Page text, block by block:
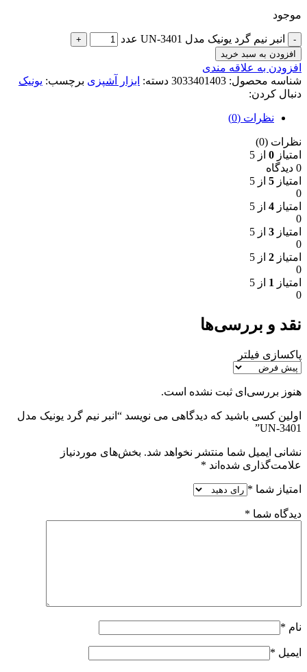
موجود
انبر نیم گرد یونیک مدل UN-3401 عدد
افزودن به سبد خرید
افزودن به علاقه مندی
شناسه محصول: 3033401403 دسته: ابزار آشپزی برچسب: یونیک
دنبال کردن:
نظرات (0)
نظرات (0)
امتیاز 0 از 5
0 دیدگاه
امتیاز 5 از 5
0
امتیاز 4 از 5
0
امتیاز 3 از 5
0
امتیاز 2 از 5
0
امتیاز 1 از 5
0
نقد و بررسی‌ها
پاکسازی فیلتر
هنوز بررسی‌ای ثبت نشده است.
اولین کسی باشید که دیدگاهی می نویسد “انبر نیم گرد یونیک مدل
UN-3401”
نشانی ایمیل شما منتشر نخواهد شد. بخش‌های موردنیاز
علامت‌گذاری شده‌اند *
امتیاز شما *
دیدگاه شما *
نام *
ایمیل *